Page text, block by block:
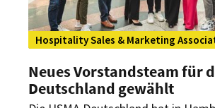
Hospitality Sales & Marketing
Neues Vorstandsteam für
Deutschland gewählt